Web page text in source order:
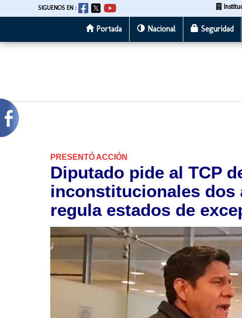
al
SIGUENOS EN :
Portada Nacional Seguridad
PRESENTÓ ACCIÓN
Diputado pide al TCP
inconstitucionales dos
regula estados de